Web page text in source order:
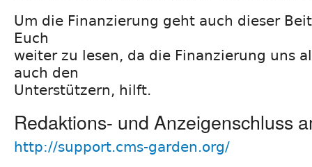
Um die Finanzierung geht auch dieser
Euch
weiter zu lesen, da die Finanzierung uns
auch den
Unterstützern, hilft.
Redaktions- und Anzeigenschluss
http://support.cms-garden.org/